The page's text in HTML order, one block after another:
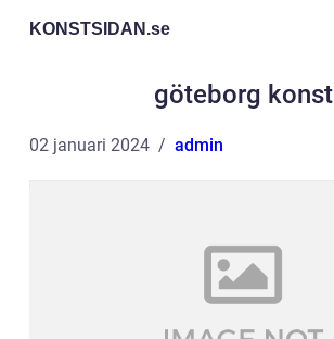
KONSTSIDAN.se
göteborg konst
02 januari 2024 admin